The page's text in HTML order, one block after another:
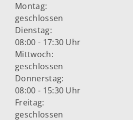
Montag:
geschlossen
Dienstag:
08:00 - 17:30 Uhr
Mittwoch:
geschlossen
Donnerstag:
08:00 - 15:30 Uhr
Freitag:
geschlossen